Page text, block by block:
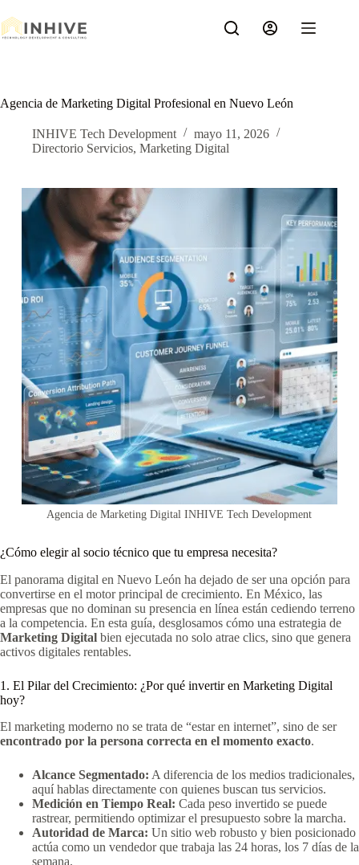
al
contenido
Agencia de Marketing Digital Profesional en Nuevo León
INHIVE Tech Development
mayo 11, 2026
Directorio Servicios, Marketing Digital
Agencia de Marketing Digital INHIVE Tech Development
¿Cómo elegir al socio técnico que tu empresa necesita?
El panorama digital en Nuevo León ha dejado de ser una opción para
convertirse en el motor principal de crecimiento. En México, las
empresas que no dominan su presencia en línea están cediendo terreno
a la competencia. En esta guía, desglosamos cómo una estrategia de
Marketing Digital bien ejecutada no solo atrae clics, sino que genera
activos digitales rentables.
1. El Pilar del Crecimiento: ¿Por qué invertir en Marketing Digital
hoy?
El marketing moderno no se trata de “estar en internet”, sino de ser
encontrado por la persona correcta en el momento exacto.
Alcance Segmentado: A diferencia de los medios tradicionales,
aquí hablas directamente con quienes buscan tus servicios.
Medición en Tiempo Real: Cada peso invertido se puede
rastrear, permitiendo optimizar el presupuesto sobre la marcha.
Autoridad de Marca: Un sitio web robusto y bien posicionado
actúa como un vendedor que trabaja las 24 horas, los 7 días de la
semana.